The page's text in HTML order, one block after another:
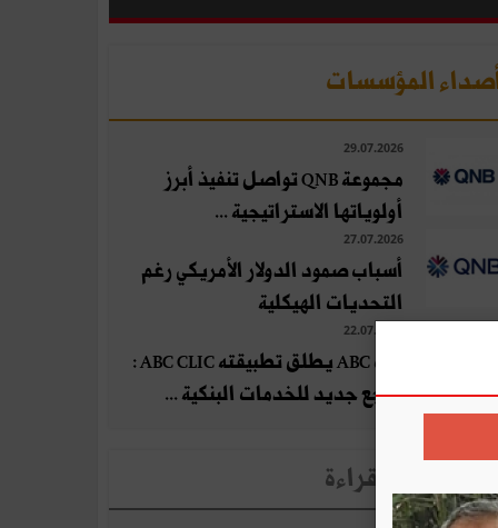
المؤسسات
29.07.2026
مجموعة QNB تواصل تنفيذ أبرز
أولوياتها الاستراتيجية ...
27.07.2026
أسباب صمود الدولار الأمريكي رغم
التحديات الهيكلية
22.07.2026
بنك ABC يطلق تطبيقته ABC CLIC :
مرجع جديد للخدمات البنكية ...
الأخبار الأكثر قراءة